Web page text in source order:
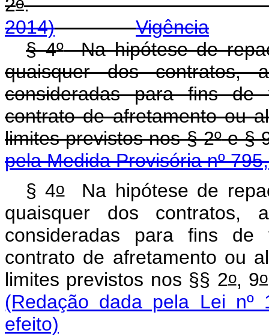
2
2014)
Vigência
§ 4ºNa hipótese de
quaisquer dos contratos,
consideradas para fins de
contrato de afretamento ou
limites previstos nos § 2ºe §
pela Medida Provisória nº
§ 4oNa hipótese de
quaisquer dos contratos,
consideradas para fins de
contrato de afretamento ou
limites previstos nos §§ 2o, 9o
(Redação dada pela Lei nº
efeito)